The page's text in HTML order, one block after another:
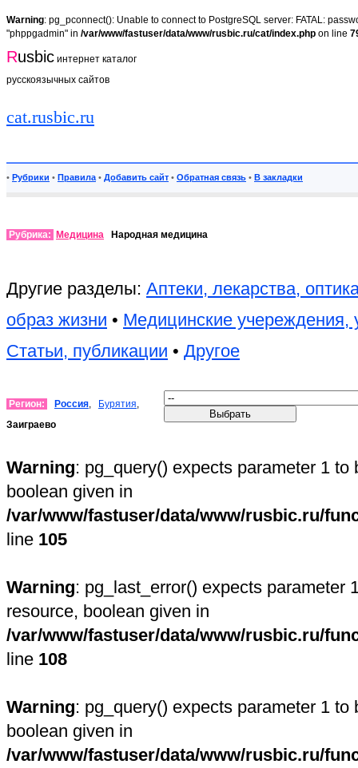
Warning: pg_pconnect(): Unable to connect to PostgreSQL server: FATAL:
"phppgadmin" in /var/www/fastuser/data/www/rusbic.ru/cat/index.php on line
Rusbic интернет каталог
русскоязычных сайтов
cat.rusbic.ru
• Рубрики • Правила • Добавить сайт • Обратная связь • В закладки
Рубрика: Медицина Народная медицина
Другие разделы: Аптеки, лекарства,
образ жизни • Медицинские учереждения,
Статьи, публикации • Другое
Регион: Россия, Бурятия,
Заиграево
Warning: pg_query() expects parameter 1 to
boolean given in
/var/www/fastuser/data/www/rusbic.ru/
line 105
Warning: pg_last_error() expects parameter
resource, boolean given in
/var/www/fastuser/data/www/rusbic.ru/
line 108
Warning: pg_query() expects parameter 1 to
boolean given in
/var/www/fastuser/data/www/rusbic.ru/